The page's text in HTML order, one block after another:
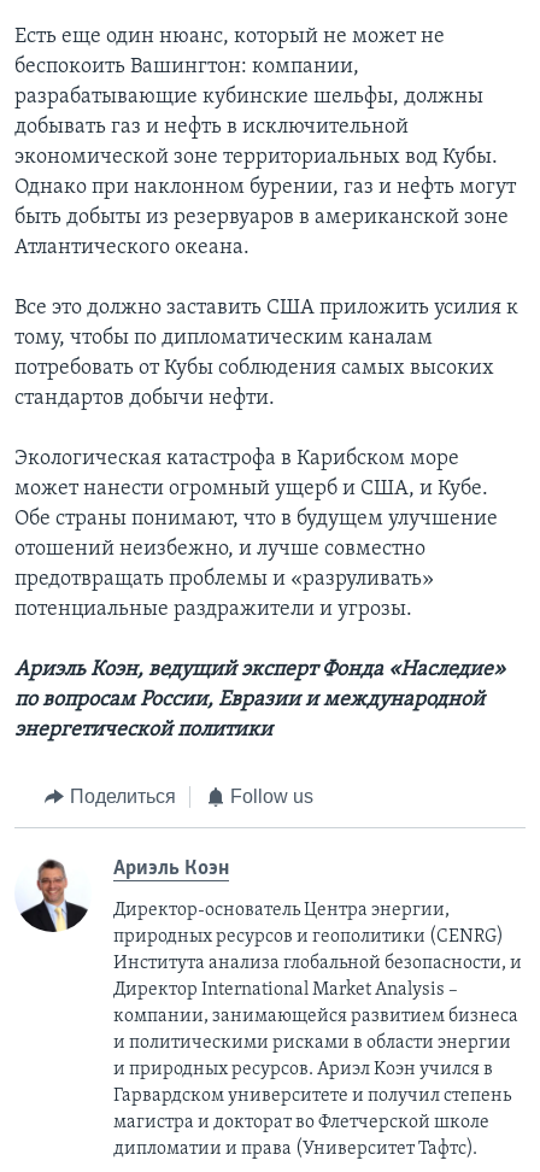
Есть еще один нюанс, который не может не
беспокоить Вашингтон: компании,
разрабатывающие кубинские шельфы, должны
добывать газ и нефть в исключительной
экономической зоне территориальных вод Кубы.
Однако при наклонном бурении, газ и нефть могут
быть добыты из резервуаров в американской зоне
Атлантического океана.
Все это должно заставить США приложить усилия к
тому, чтобы по дипломатическим каналам
потребовать от Кубы соблюдения самых высоких
стандартов добычи нефти.
Экологическая катастрофа в Карибском море
может нанести огромный ущерб и США, и Кубе.
Обе страны понимают, что в будущем улучшение
отошений неизбежно, и лучше совместно
предотвращать проблемы и «разруливать»
потенциальные раздражители и угрозы.
Ариэль Коэн, ведущий эксперт Фонда «Наследие»
по вопросам России, Евразии и международной
энергетической политики
Поделиться Follow us
Ариэль Коэн
Директор-основатель Центра энергии,
природных ресурсов и геополитики (CENRG)
Института анализа глобальной безопасности, и
Директор International Market Analysis –
компании, занимающейся развитием бизнеса
и политическими рисками в области энергии
и природных ресурсов. Ариэл Kоэн учился в
Гарвардском университете и получил степень
магистра и докторат во Флетчерской школе
дипломатии и права (Университет Тафтс).